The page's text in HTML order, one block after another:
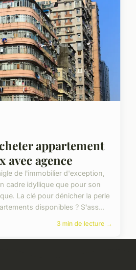
appartement
avec agence
de l'immobilier d'exception,
cadre idyllique que pour son
La clé pour dénicher la perle
disponibles ? S'ass...
3 min de lecture →